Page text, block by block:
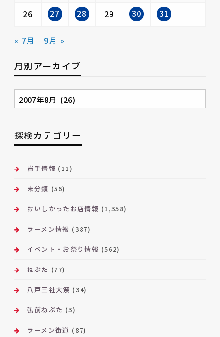
26 27 28 29 30 31
« 7月 9月 »
月別アーカイブ
別
ー
カ
ブ
探検カテゴリー
岩手情報 (11)
未分類 (56)
おいしかったお店情報 (1,358)
ラーメン情報 (387)
イベント・お祭り情報 (562)
ねぶた (77)
八戸三社大祭 (34)
弘前ねぷた (3)
ラーメン街道 (87)